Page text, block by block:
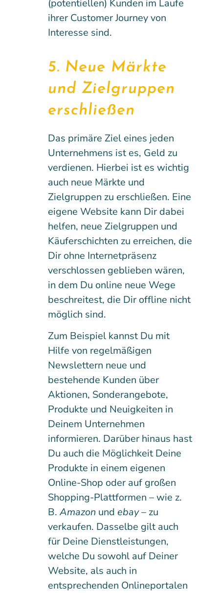
(potentiellen) Kunden im Laufe
ihrer Customer Journey von
Interesse sind.
5. Neue Märkte
und Zielgruppen
erschließen
Das primäre Ziel eines jeden
Unternehmens ist es, Geld zu
verdienen. Hierbei ist es wichtig
auch neue Märkte und
Zielgruppen zu erschließen. Eine
eigene Website kann Dir dabei
helfen, neue Zielgruppen und
Käuferschichten zu erreichen, die
Dir ohne Internetpräsenz
verschlossen geblieben wären,
in dem Du online neue Wege
beschreitest, die Dir offline nicht
möglich sind.
Zum Beispiel kannst Du mit
Hilfe von regelmäßigen
Newslettern neue und
bestehende Kunden über
Aktionen, Sonderangebote,
Produkte und Neuigkeiten in
Deinem Unternehmen
informieren. Darüber hinaus hast
Du auch die Möglichkeit Deine
Produkte in einem eigenen
Online-Shop oder auf großen
Shopping-Plattformen – wie z.
B.Amazon und ebay– zu
verkaufen. Dasselbe gilt auch
für Deine Dienstleistungen,
welche Du sowohl auf Deiner
Website, als auch in
entsprechenden Onlineportalen